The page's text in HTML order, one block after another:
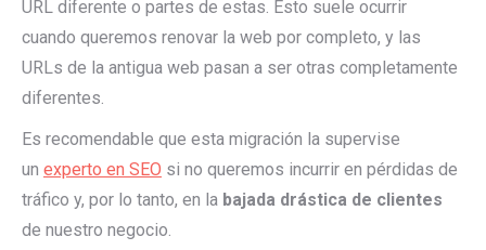
URL diferente o partes de estas. Esto suele ocurrir
cuando queremos renovar la web por completo, y las
URLs de la antigua web pasan a ser otras completamente
diferentes.
Es recomendable que esta migración la supervise
un experto en SEO si no queremos incurrir en pérdidas de
tráfico y, por lo tanto, en la bajada drástica de clientes
de nuestro negocio.